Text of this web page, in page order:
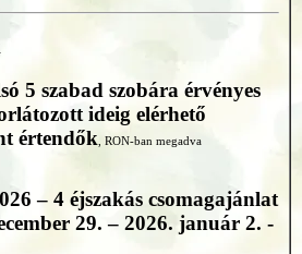
5 szabad szobára érvényes
ideig elérhető
értendők, RON-ban megadva
– 4 éjszakás csomagajánlat
29. – 2026. január 2. -